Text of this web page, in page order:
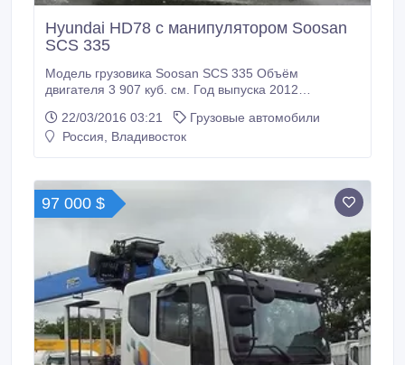
Hyundai HD78 c манипулятором Soosan
SCS 335
Модель грузовика Soosan SCS 335 Объём
двигателя 3 907 куб. см. Год выпуска 2012
Грузоподъёмность 4 000 кг. Тип Бортовой грузовик с
манипулятором Привод 4x2 Трансмиссия
манипулятором Hyundai HD78 (E-Mighty) Год
выпуска: 2012 г.
22/03/2016 03:21
Грузовые автомобили
Россия, Владивосток
97 000 $